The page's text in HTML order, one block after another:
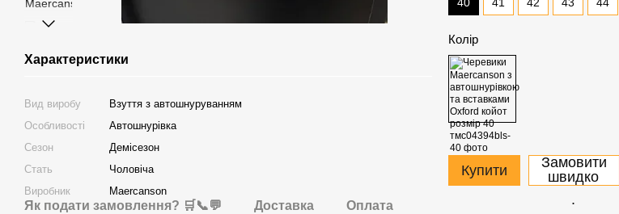
Характеристики
Вид виробу
Взуття з автошнуруванням
Особливості
Автошнурівка
Сезон
Демісезон
Стать
Чоловіча
Виробник
Maercanson
Як подати замовлення? 🛒📞💬 Доставка Оплата
Колір
Купити
Замовити
швидко
.